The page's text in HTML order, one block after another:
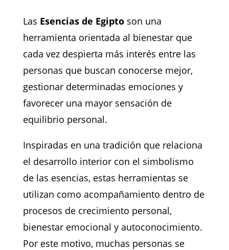
Las Esencias de Egiptoson una
herramienta orientada al bienestar que
cada vez despierta más interés entre las
personas que buscan conocerse mejor,
gestionar determinadas emociones y
favorecer una mayor sensación de
equilibrio personal.
Inspiradas en una tradición que relaciona
el desarrollo interior con el simbolismo
de las esencias, estas herramientas se
utilizan como acompañamiento dentro de
procesos de crecimiento personal,
bienestar emocional y autoconocimiento.
Por este motivo, muchas personas se